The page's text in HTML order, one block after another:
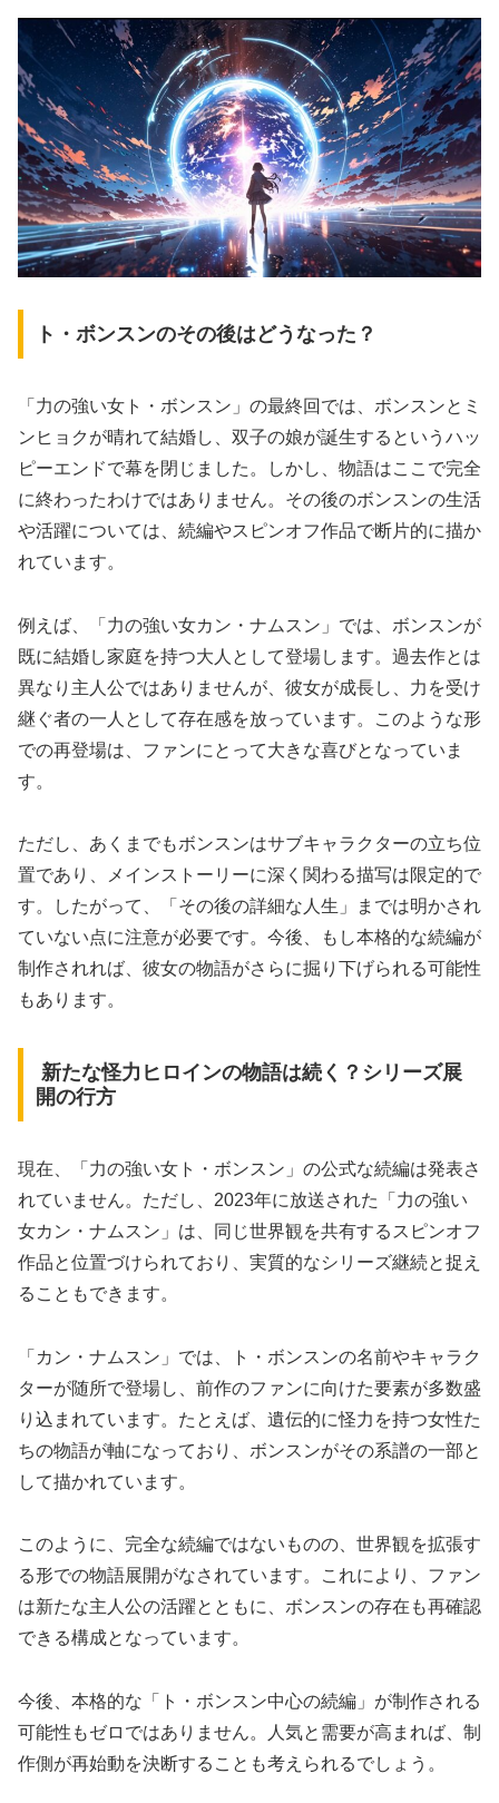
ト・ボンスンのその後はどうなった？
「力の強い女ト・ボンスン」の最終回では、ボンスンとミ
ンヒョクが晴れて結婚し、双子の娘が誕生するというハッ
ピーエンドで幕を閉じました。しかし、物語はここで完全
に終わったわけではありません。その後のボンスンの生活
や活躍については、続編やスピンオフ作品で断片的に描か
れています。
例えば、「力の強い女カン・ナムスン」では、ボンスンが
既に結婚し家庭を持つ大人として登場します。過去作とは
異なり主人公ではありませんが、彼女が成長し、力を受け
継ぐ者の一人として存在感を放っています。このような形
での再登場は、ファンにとって大きな喜びとなっていま
す。
ただし、あくまでもボンスンはサブキャラクターの立ち位
置であり、メインストーリーに深く関わる描写は限定的で
す。したがって、「その後の詳細な人生」までは明かされ
ていない点に注意が必要です。今後、もし本格的な続編が
制作されれば、彼女の物語がさらに掘り下げられる可能性
もあります。
新たな怪力ヒロインの物語は続く？シリーズ展
開の行方
現在、「力の強い女ト・ボンスン」の公式な続編は発表さ
れていません。ただし、2023年に放送された「力の強い
女カン・ナムスン」は、同じ世界観を共有するスピンオフ
作品と位置づけられており、実質的なシリーズ継続と捉え
ることもできます。
「カン・ナムスン」では、ト・ボンスンの名前やキャラク
ターが随所で登場し、前作のファンに向けた要素が多数盛
り込まれています。たとえば、遺伝的に怪力を持つ女性た
ちの物語が軸になっており、ボンスンがその系譜の一部と
して描かれています。
このように、完全な続編ではないものの、世界観を拡張す
る形での物語展開がなされています。これにより、ファン
は新たな主人公の活躍とともに、ボンスンの存在も再確認
できる構成となっています。
今後、本格的な「ト・ボンスン中心の続編」が制作される
可能性もゼロではありません。人気と需要が高まれば、制
作側が再始動を決断することも考えられるでしょう。